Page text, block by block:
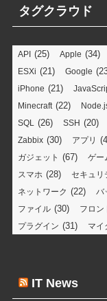
タグクラウド
API (25) Apple (34)
ESXi (21) Google
iPhone (21)
Minecraft(22)
SQL (26) SSH (20)
Zabbix (30) アプリ
ガジェット (67) ゲー
スマホ (28) セキュリ
ネットワーク (22) バ
ファイル (30) フロン
プラグイン (31) マイ
IT News